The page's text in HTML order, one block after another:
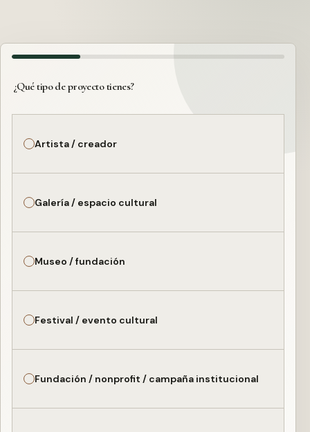
¿Qué tipo de proyecto tienes?
Artista / creador
Galería / espacio cultural
Museo / fundación
Festival / evento cultural
Fundación / nonprofit / campaña institucional